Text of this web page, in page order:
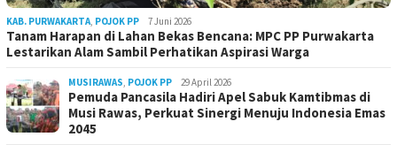
KAB. PURWAKARTA, POJOK PP 7 Juni 2026
Tanam Harapan di Lahan Bekas Bencana: MPC PP Purwakarta
Lestarikan Alam Sambil Perhatikan Aspirasi Warga
MUSIRAWAS, POJOK PP 29 April 2026
Pemuda Pancasila Hadiri Apel Sabuk Kamtibmas di
Musi Rawas, Perkuat Sinergi Menuju Indonesia Emas
2045